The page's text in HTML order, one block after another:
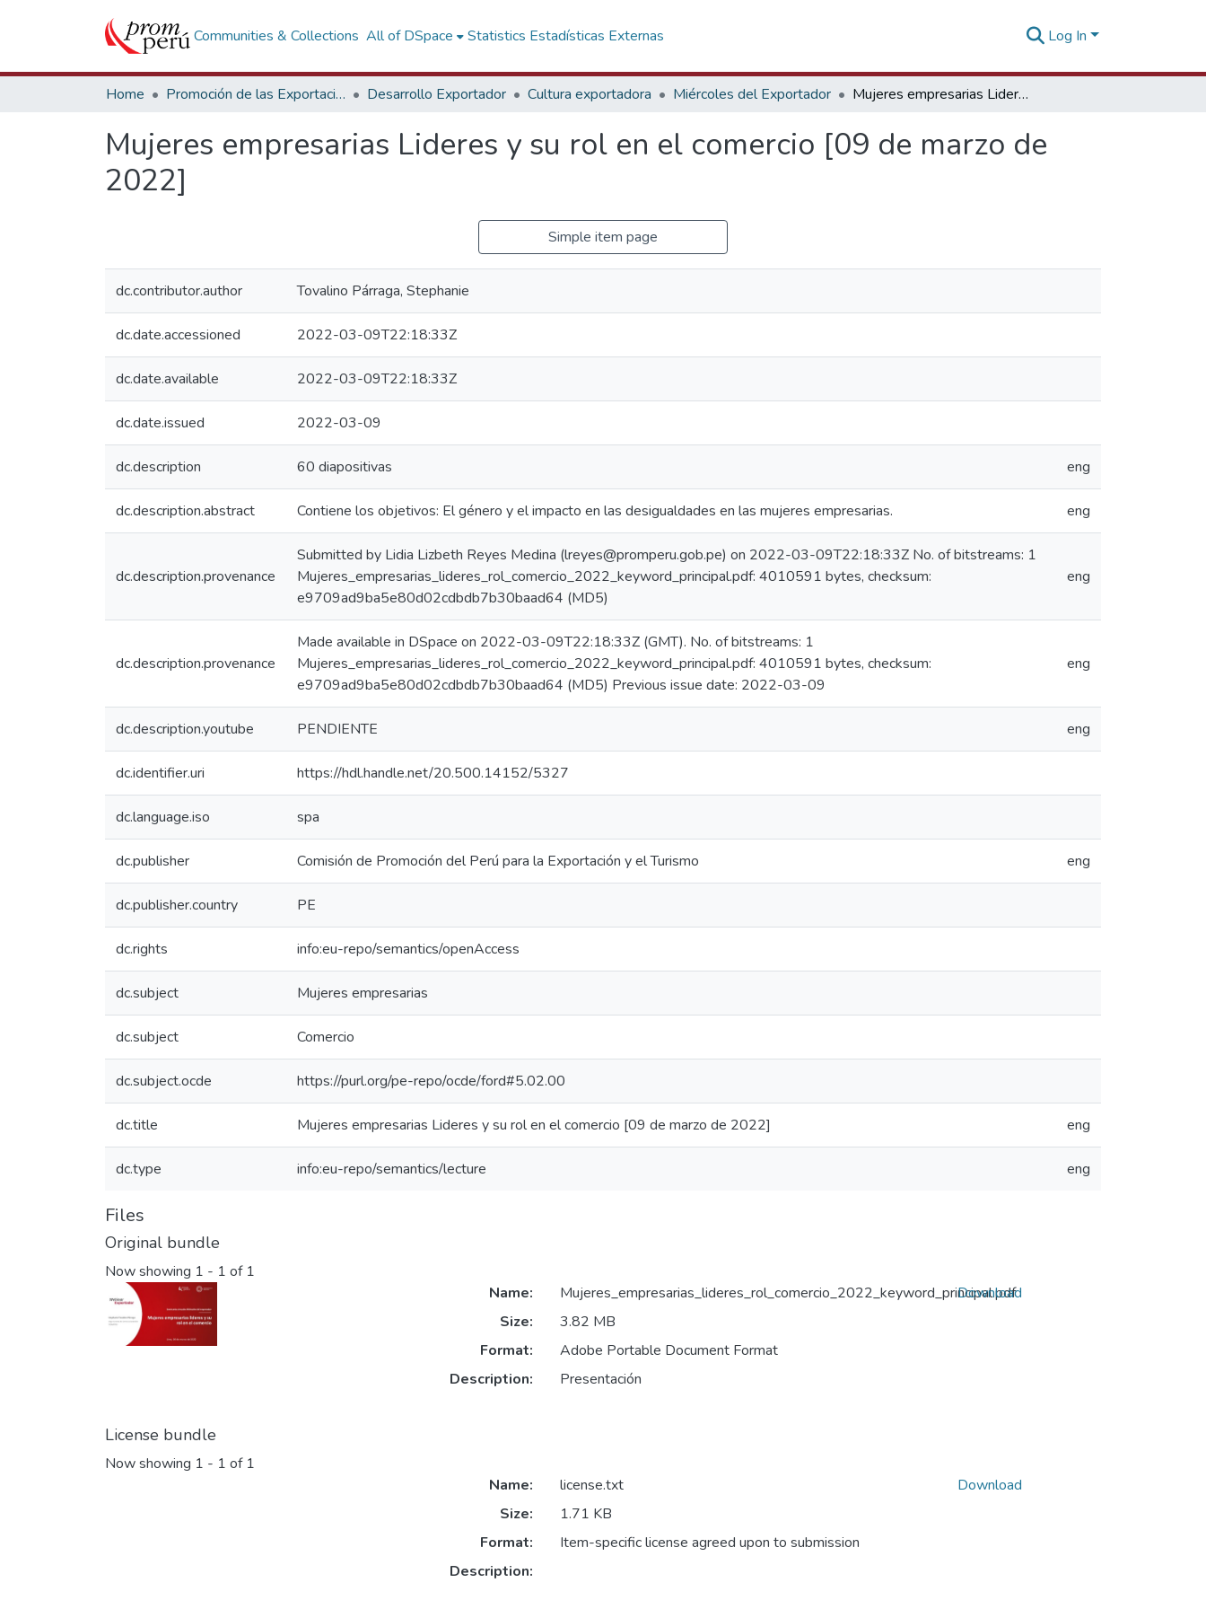
Communities & Collections All of DSpace Statistics Estadísticas Externas Log In
Home Promoción de las Exportaciones Desarrollo Exportador Cultura exportadora Miércoles del Exportador Mujeres empresarias Lideres y su rol en el comercio [09 de marzo de 2022]
Mujeres empresarias Lideres y su rol en el comercio [09 de marzo de
2022]
Simple item page
dc.contributor.author Tovalino Párraga, Stephanie
dc.date.accessioned 2022-03-09T22:18:33Z
dc.date.available 2022-03-09T22:18:33Z
dc.date.issued 2022-03-09
dc.description 60 diapositivas eng
dc.description.abstract Contiene los objetivos: El género y el impacto en las desigualdades en las mujeres empresarias. eng
dc.description.provenance
Submitted by Lidia Lizbeth Reyes Medina (lreyes@promperu.gob.pe) on 2022-03-09T22:18:33Z No. of bitstreams: 1
Mujeres_empresarias_lideres_rol_comercio_2022_keyword_principal.pdf: 4010591 bytes, checksum:
e9709ad9ba5e80d02cdbdb7b30baad64 (MD5)
eng
dc.description.provenance
Made available in DSpace on 2022-03-09T22:18:33Z (GMT). No. of bitstreams: 1
Mujeres_empresarias_lideres_rol_comercio_2022_keyword_principal.pdf: 4010591 bytes, checksum:
e9709ad9ba5e80d02cdbdb7b30baad64 (MD5) Previous issue date: 2022-03-09
eng
dc.description.youtube PENDIENTE eng
dc.identifier.uri https://hdl.handle.net/20.500.14152/5327
dc.language.iso spa
dc.publisher Comisión de Promoción del Perú para la Exportación y el Turismo eng
dc.publisher.country PE
dc.rights info:eu-repo/semantics/openAccess
dc.subject Mujeres empresarias
dc.subject Comercio
dc.subject.ocde https://purl.org/pe-repo/ocde/ford#5.02.00
dc.title Mujeres empresarias Lideres y su rol en el comercio [09 de marzo de 2022] eng
dc.type info:eu-repo/semantics/lecture eng
Files
Original bundle
Now showing 1 - 1 of 1
Name:
Mujeres_empresarias_lideres_rol_comercio_2022_keyword_principal.pdf
Size:
3.82 MB
Format:
Adobe Portable Document Format
Description:
Presentación
Download
License bundle
Now showing 1 - 1 of 1
Name:
license.txt
Size:
1.71 KB
Format:
Item-specific license agreed upon to submission
Description:
Download